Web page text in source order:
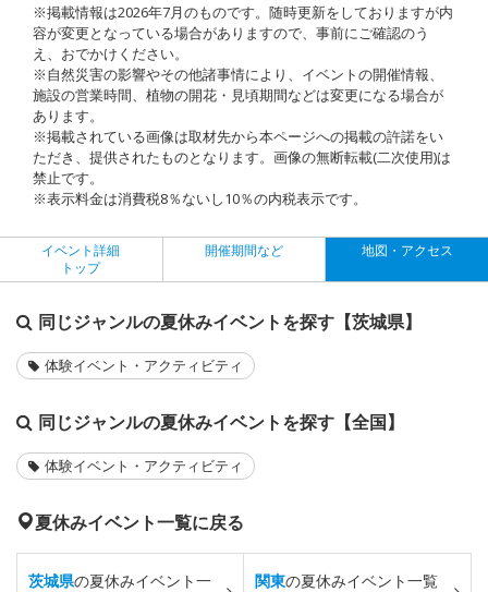
※掲載情報は2026年7月のものです。随時更新をしておりますが内
容が変更となっている場合がありますので、事前にご確認のう
え、おでかけください。
※自然災害の影響やその他諸事情により、イベントの開催情報、
施設の営業時間、植物の開花・見頃期間などは変更になる場合が
あります。
※掲載されている画像は取材先から本ページへの掲載の許諾をい
ただき、提供されたものとなります。画像の無断転載(二次使用)は
禁止です。
※表示料金は消費税8％ないし10％の内税表示です。
イベント詳細
トップ
開催期間など 地図・アクセス
同じジャンルの夏休みイベントを探す【茨城県】
体験イベント・アクティビティ
同じジャンルの夏休みイベントを探す【全国】
体験イベント・アクティビティ
夏休みイベント一覧に戻る
茨城県の夏休みイベント一 関東の夏休みイベント一覧